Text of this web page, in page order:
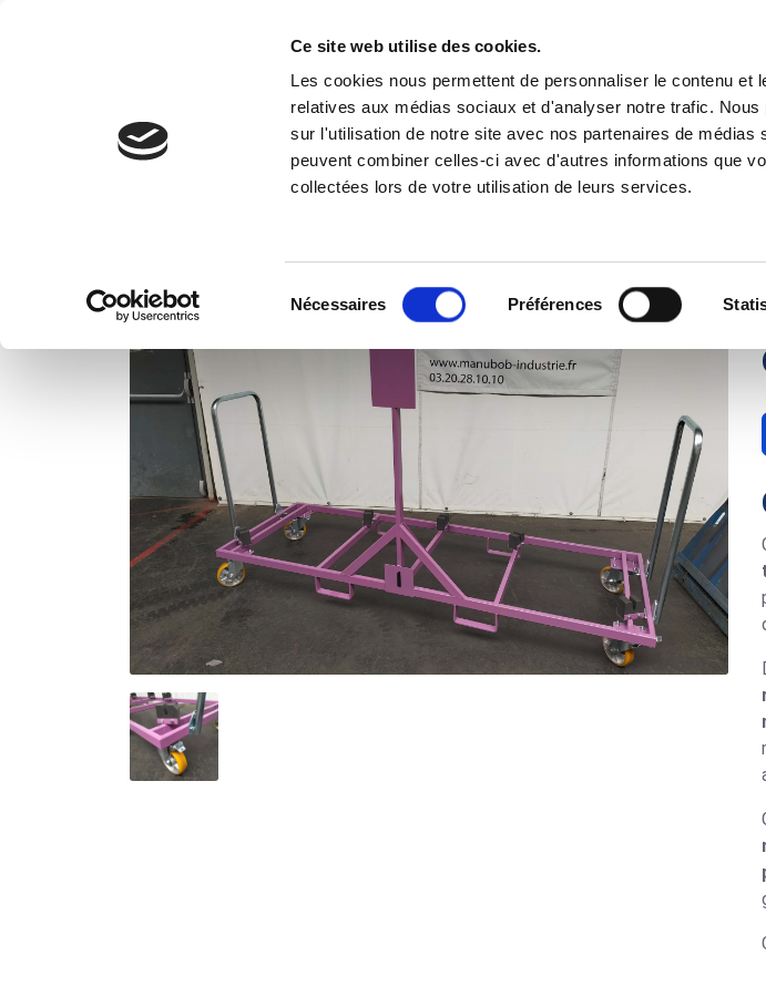
Ce site web utilise des cookies.
Les cookies nous permettent de personnaliser le contenu et
relatives aux médias sociaux et d'analyser notre trafic.
sur l'utilisation de notre site avec nos partenaires de médias
peuvent combiner celles-ci avec d'autres informations que
collectées lors de votre utilisation de leurs services.
Nécessaires Préférences
Vos Besoins
Réalisations Chariot de manutention à plateau avec mât